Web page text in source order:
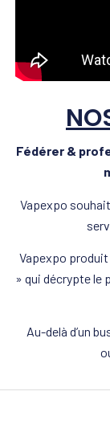
Fédérer &
Vapexpo
Vapexpo
» qui décrypte le
Au-delà d’un